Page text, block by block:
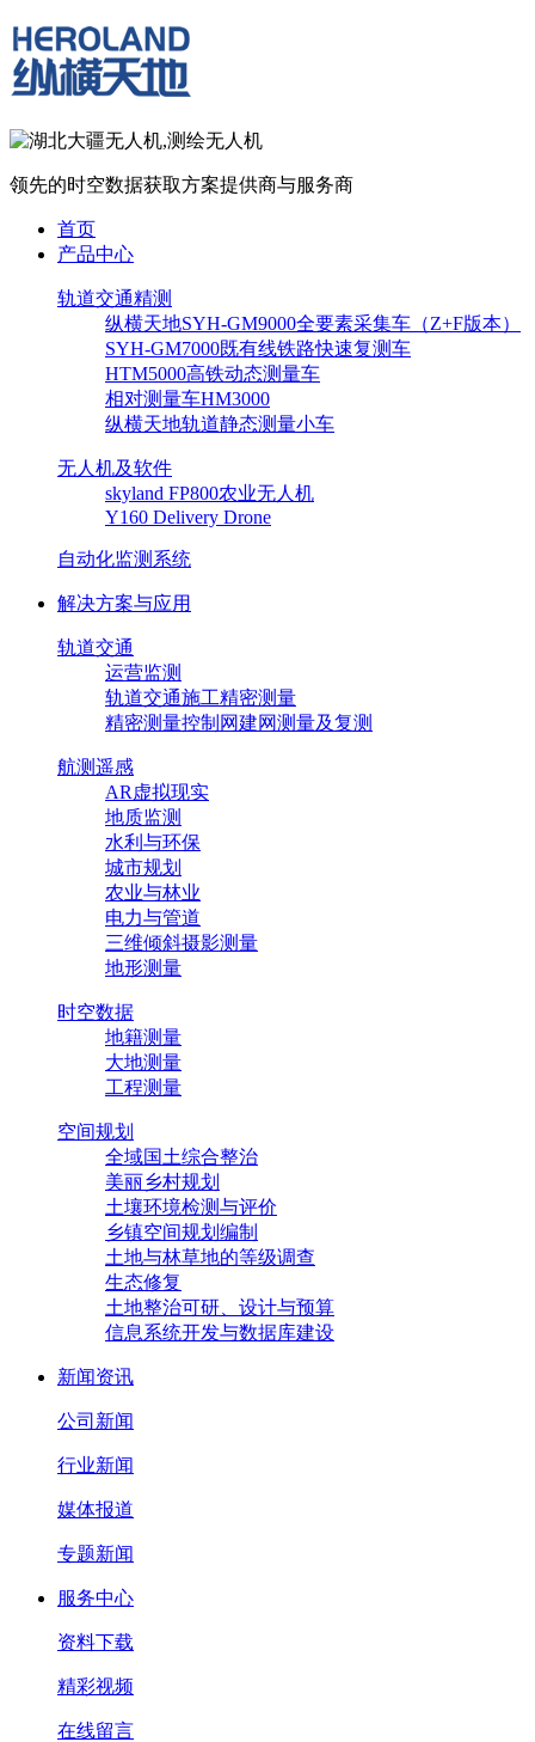
领先的时空数据获取方案提供商与服务商
首页
产品中心
轨道交通精测
纵横天地SYH-GM9000全要素采集车（Z+F版本）
SYH-GM7000既有线铁路快速复测车
HTM5000高铁动态测量车
相对测量车HM3000
纵横天地轨道静态测量小车
无人机及软件
skyland FP800农业无人机
Y160 Delivery Drone
自动化监测系统
解决方案与应用
轨道交通
运营监测
轨道交通施工精密测量
精密测量控制网建网测量及复测
航测遥感
AR虚拟现实
地质监测
水利与环保
城市规划
农业与林业
电力与管道
三维倾斜摄影测量
地形测量
时空数据
地籍测量
大地测量
工程测量
空间规划
全域国土综合整治
美丽乡村规划
土壤环境检测与评价
乡镇空间规划编制
土地与林草地的等级调查
生态修复
土地整治可研、设计与预算
信息系统开发与数据库建设
新闻资讯
公司新闻
行业新闻
媒体报道
专题新闻
服务中心
资料下载
精彩视频
在线留言